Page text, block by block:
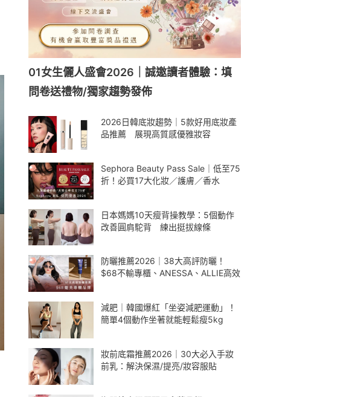
01女生儷人盛會2026｜誠邀讀者體驗：填
問卷送禮物/獨家趨勢發佈
2026日韓底妝趨勢｜5款好用底妝產
品推薦 展現高質感優雅妝容
Sephora Beauty Pass Sale｜低至75
折！必買17大化妝／護膚／香水
日本媽媽10天瘦背操教學：5個動作
改善圓肩駝背 練出挺拔線條
防曬推薦2026｜38大高評防曬！
$68不輸專櫃、ANESSA、ALLIE高效
減肥｜韓國爆紅「坐姿減肥運動」！
簡單4個動作坐著就能輕鬆瘦5kg
妝前底霜推薦2026｜30大必入手妝
前乳：解決保濕/提亮/妝容服貼